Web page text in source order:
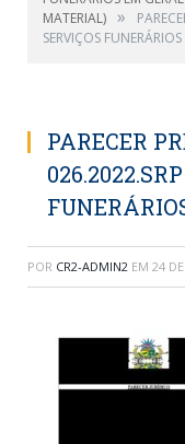
MATERIAL) »
SERVIÇOS FUNERÁRIOS
PARECER
POR CR2-ADMIN2 EM 24